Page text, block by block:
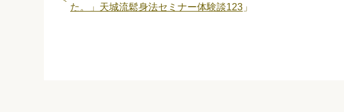
た。」天城流鬆身法セミナー体験談123 」